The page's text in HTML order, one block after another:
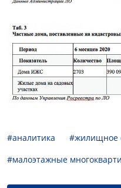
#аналитика #жилищное
#малоэтажные